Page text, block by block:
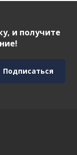
и получите